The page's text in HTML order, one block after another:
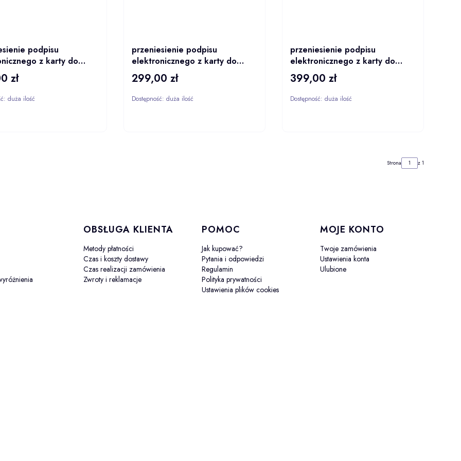
podpisu
z karty do
na 1 rok
zł
duża ilość
przeniesienie podpisu
elektronicznego z karty do
SimplySign na 2 lata
Cena
299,00 zł
Dostępność: duża ilość
przeniesienie podpisu
elektronicznego z karty do
SimplySign na 3 lata
Cena
399,00 zł
Dostępność: duża ilość
Strona z 1
OBSŁUGA KLIENTA
Metody płatności
Czas i koszty dostawy
Czas realizacji zamówienia
Zwroty i reklamacje
POMOC
Jak kupować?
Pytania i odpowiedzi
Regulamin
Polityka prywatności
Ustawienia plików cookies
MOJE KONTO
Twoje zamówienia
Ustawienia konta
Ulubione